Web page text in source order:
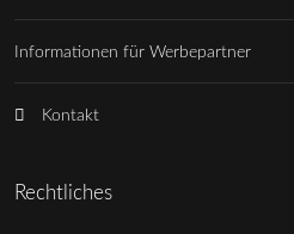
Informationen für Werbepartner
Kontakt
Rechtliches